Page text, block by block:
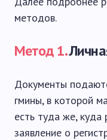
методов.
Метод 1.
Документы
гмины, в которой
есть туда же, куда
заявление о